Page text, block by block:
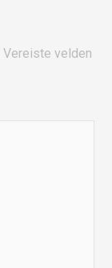
Vereiste velden